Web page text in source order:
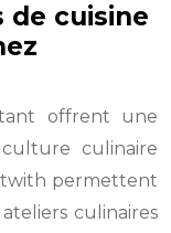
de cuisine
offrent une
culinaire
permettent
culinaires